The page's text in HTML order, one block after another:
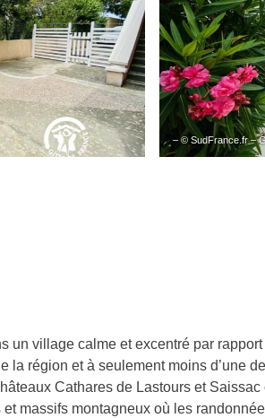
– © SudFrance.fr –
un village calme et excentré par
la région et à seulement moins d’une
Cathares de Lastours et
massifs montagneux où les